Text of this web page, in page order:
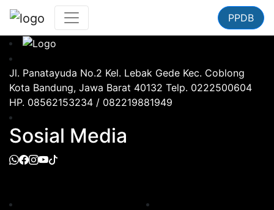
PPDB
Jl. Panatayuda No.2 Kel. Lebak Gede Kec. Coblong
Kota Bandung, Jawa Barat 40132 Telp. 0222500604
HP. 08562153234 / 082219881949
Sosial Media